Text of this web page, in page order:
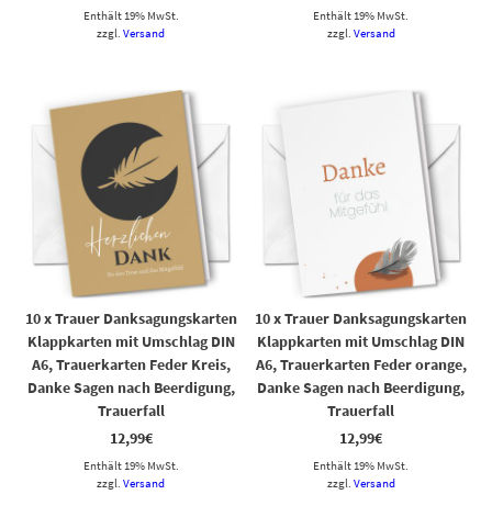
Enthält 19% MwSt.
zzgl.Versand
Enthält 19% MwSt.
zzgl. Versand
10 x Trauer Danksagungskarten
Klappkarten mit Umschlag DIN
A6, Trauerkarten Feder Kreis,
Danke Sagen nach Beerdigung,
Trauerfall
12,99€
Enthält 19% MwSt.
zzgl.Versand
10 x Trauer Danksagungskarten
Klappkarten mit Umschlag DIN
A6, Trauerkarten Feder orange,
Danke Sagen nach Beerdigung,
Trauerfall
12,99€
Enthält 19% MwSt.
zzgl. Versand